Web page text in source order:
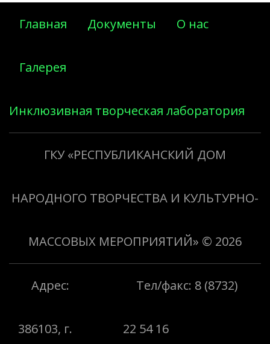
Главная Документы О нас
Галерея
Инклюзивная творческая лаборатория
«Творить добро»
ГКУ «РЕСПУБЛИКАНСКИЙ ДОМ
НАРОДНОГО ТВОРЧЕСТВА И КУЛЬТУРНО-
МАССОВЫХ МЕРОПРИЯТИЙ» © 2026
Адрес:
386103, г.
Тел/факс: 8 (8732)
22 54 16